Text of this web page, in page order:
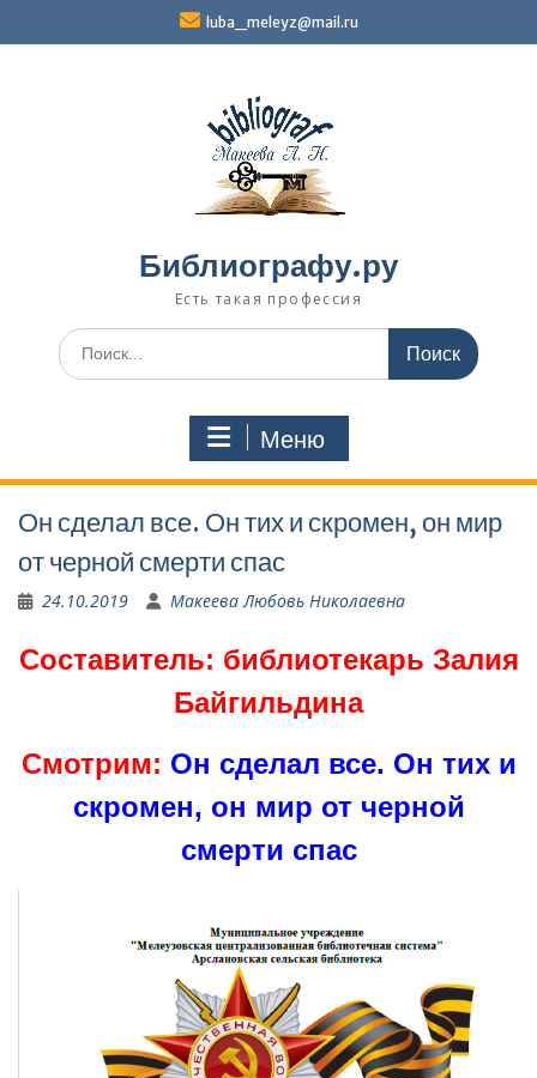
luba_meleyz@mail.ru
Библиографу.ру
Есть такая профессия
Поиск
по:
Меню
Он сделал все. Он тих и скромен, он мир
от черной смерти спас
24.10.2019 Макеева Любовь Николаевна
Составитель: библиотекарь Залия
Байгильдина
Смотрим: Он сделал все. Он тих и
скромен, он мир от черной
смерти спас